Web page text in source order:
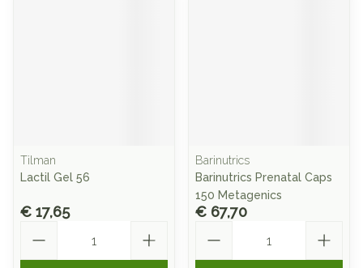
Tilman
Lactil Gel 56
€ 17,65
Barinutrics
Barinutrics Prenatal Caps
150 Metagenics
€ 67,70